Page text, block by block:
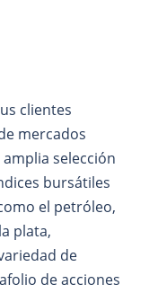
clientes
mercados
selección
bursátiles
el petróleo,
plata,
de
de acciones